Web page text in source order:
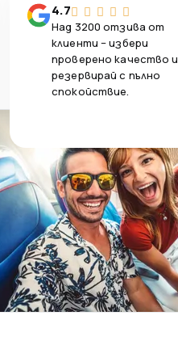
4.7
Над 3200 отзива от
клиенти – избери
проверено качество и
резервирай с пълно
спокойствие.